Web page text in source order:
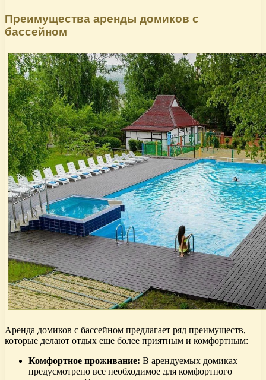
Преимущества аренды домиков с
бассейном
Аренда домиков с бассейном предлагает ряд преимуществ,
которые делают отдых еще более приятным и комфортным:
Комфортное проживание: В арендуемых домиках
предусмотрено все необходимое для комфортного